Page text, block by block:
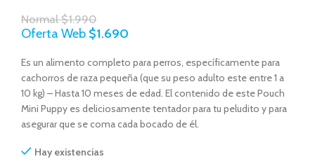
Normal$1.990
Oferta Web $1.690
Es un alimento completo para perros, específicamente para
cachorros de raza pequeña (que su peso adulto este entre 1 a
10 kg) – Hasta 10 meses de edad. El contenido de este Pouch
Mini Puppy es deliciosamente tentador para tu peludito y para
asegurar que se coma cada bocado de él.
Hay existencias